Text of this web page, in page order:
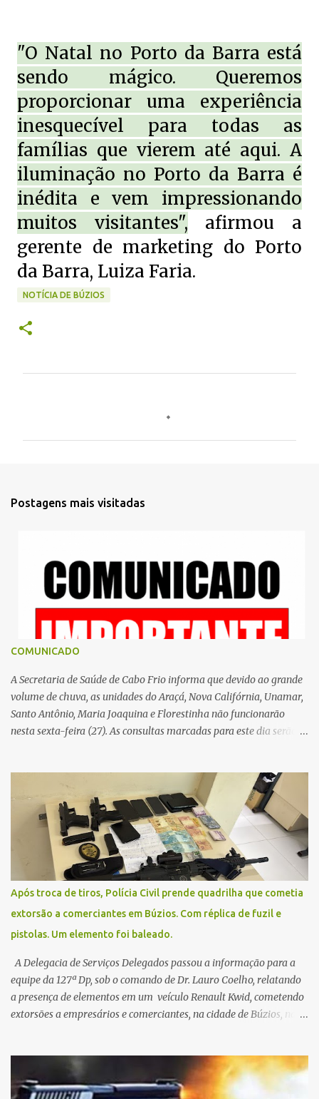
"O Natal no Porto da Barra está
sendo mágico. Queremos
proporcionar uma experiência
inesquecível para todas as
famílias que vierem até aqui. A
iluminação no Porto da Barra é
inédita e vem impressionando
muitos visitantes", afirmou a
gerente de marketing do Porto
da Barra, Luiza Faria.
NOTÍCIA DE BÚZIOS
Postagens mais visitadas
COMUNICADO
A Secretaria de Saúde de Cabo Frio informa que devido ao grande
volume de chuva, as unidades do Araçá, Nova Califórnia, Unamar,
Santo Antônio, Maria Joaquina e Florestinha não funcionarão
nesta sexta-feira (27). As consultas marcadas para este dia serão
Contamos com a compreensão de toda população, pois se trata de
uma situação climática que foge ao controle da administração
pública.
Após troca de tiros, Polícia Civil prende quadrilha que cometia
extorsão a comerciantes em Búzios. Com réplica de fuzil e
pistolas. Um elemento foi baleado.
A Delegacia de Serviços Delegados passou a informação para a
equipe da 127ª Dp, sob o comando de Dr. Lauro Coelho, relatando
a presença de elementos em um veículo Renault Kwid, cometendo
extorsões a empresários e comerciantes, na cidade de Búzios, na
fugir da cidade Buziana. Um dos detidos é policial civil e este foi
baleado na perna na troca de tiros . Na ocorrência, três armas,